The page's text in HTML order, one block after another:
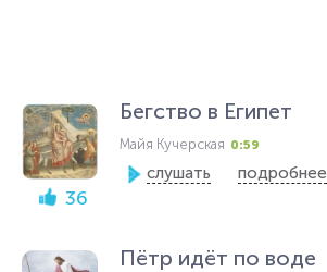
36
Бегство в Египет
Майя Кучерская 0:59
слушать подробнее
Пётр идёт по воде